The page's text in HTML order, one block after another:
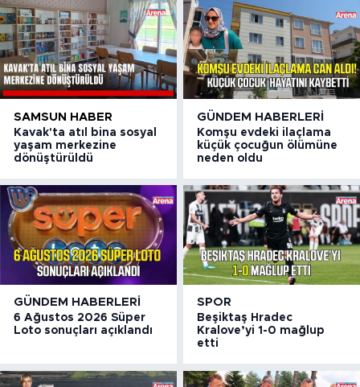
SAMSUN HABER
Kavak'ta atıl bina sosyal
yaşam merkezine
dönüştürüldü
GÜNDEM HABERLERI
Komşu evdeki ilaçlama
küçük çocuğun ölümüne
neden oldu
GÜNDEM HABERLERI
6 Ağustos 2026 Süper
Loto sonuçları açıklandı
SPOR
Beşiktaş Hradec
Kralove’yi 1-0 mağlup
etti